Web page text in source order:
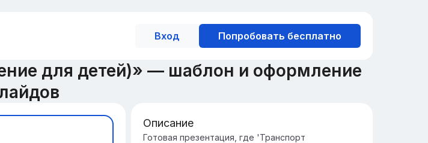
Вход Попробовать бесплатно
для детей)» — шаблон и оформление
Знакомство с миром транспорта
Описание
Готовая презентация, где 'Транспорт